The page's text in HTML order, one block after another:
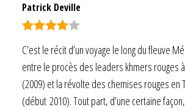
Patrick Deville
C’est le récit d’un voyage le long du fleuve
entre le procès des leaders khmers rouges
(2009) et la révolte des chemises rouges en
(début 2010). Tout part, d’une certaine